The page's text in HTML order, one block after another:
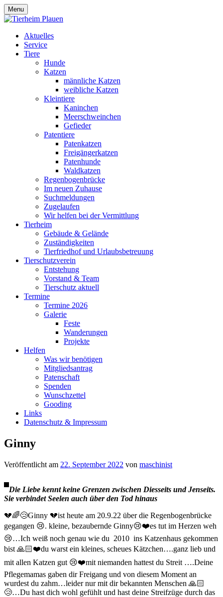
Menu
Aktuelles
Service
Tiere
Hunde
Katzen
männliche Katzen
weibliche Katzen
Kleintiere
Kaninchen
Meerschweinchen
Gefieder
Patentiere
Patenkatzen
Freigängerkatzen
Patenhunde
Waldkatzen
Regenbogenbrücke
Im neuen Zuhause
Suchmeldungen
Zugelaufen
Wir helfen bei der Vermittlung
Tierheim
Gebäude & Gelände
Zuständigkeiten
Tierfriedhof und Urlaubsbetreuung
Tierschutzverein
Entstehung
Vorstand & Team
Tierschutz aktuell
Termine
Termine 2026
Galerie
Feste
Wanderungen
Projekte
Helfen
Was wir benötigen
Mitgliedsantrag
Patenschaft
Spenden
Wunschzettel
Gooding
Links
Datenschutz & Impressum
Ginny
Veröffentlicht am 22. September 2022 von maschinist
Die Liebe kennt keine Grenzen zwischen Diesseits und Jenseits.
Sie verbindet Seelen auch über den Tod hinaus
💔🌈😢Ginny 💔ist heute am 20.9.22 über die Regenbogenbrücke
gegangen 😢. kleine, bezaubernde Ginny😢❤️es tut im Herzen weh
😢…Ich weiß noch genau wie du 2010 ins Katzenhaus gekommen
bist 🙏🏻❤️du warst ein kleines, scheues Kätzchen….ganz lieb und
mit allen Katzen gut 😢❤️mit niemanden hattest du Streit ….Deine
Pflegemamas gaben dir Freigang und von diesem Moment an
wurdest du zahm…leider nur mit dir bekannten Menschen 🙏🏻
😢…Du hast dich wohl gefühlt und hast deine Streifzüge durch das